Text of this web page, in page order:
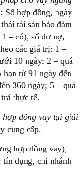
Số hợp đồng, ngày
tài sản bảo đảm
– có), số dư nợ,
các giá trị: 1 –
10 ngày; 2 – quá
hạn từ 91 ngày đến
360 ngày; 5 – quá
thực tế.
hợp đồng vay tại giải
cung cấp.
hợp đồng vay),
dụng, chi nhánh